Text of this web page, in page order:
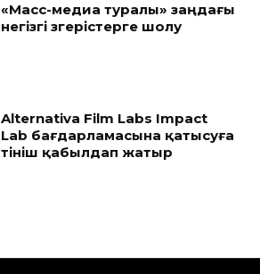
«Масс-медиа туралы» заңдағы
негізгі өзгерістерге шолу
Alternativa Film Labs Impact
Lab бағдарламасына қатысуға
өтініш қабылдап жатыр